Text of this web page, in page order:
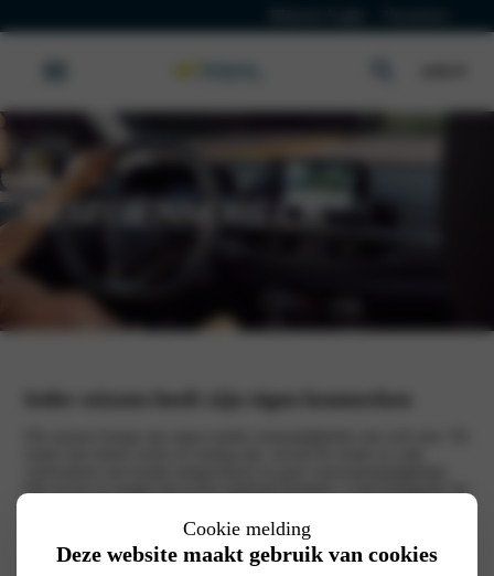
Cookie melding
Deze website maakt gebruik van cookies
Kia
SEIZOENSCHECK
Werkplaatsafspraak
Ieder seizoen heeft zijn eigen kenmerken
Om ervoor te zorgen dat je Kia optimaal presteert, is het belangrijk om
zorgt ervoor dat jouw voertuig in topconditie is, of je nu in de zomer
de zon opzoekt of in de winter veilig de kou trotseert. Laat je Kia snel
en eenvoudig controleren, zodat je altijd met vertrouwen de weg op